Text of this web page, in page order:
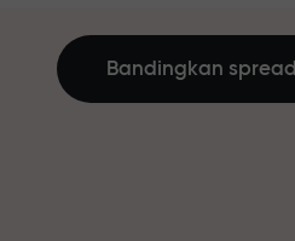
Bandingkan spread